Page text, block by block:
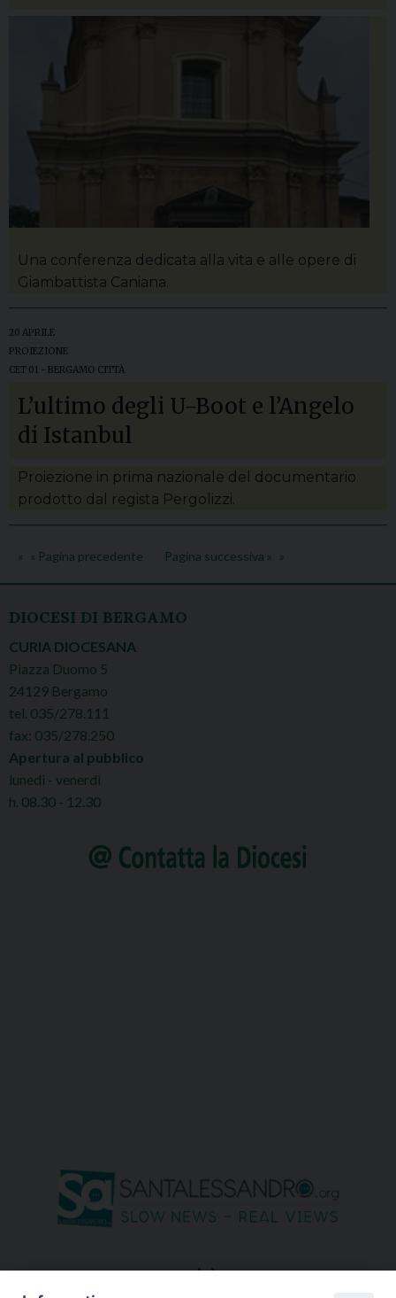
Una conferenza dedicata alla vita e alle opere di
Giambattista Caniana.
20 APRILE
PROIEZIONE
CET 01 - BERGAMO CITTÀ
L’ultimo degli U-Boot e l’Angelo
di Istanbul
Proiezione in prima nazionale del documentario
prodotto dal regista Pergolizzi.
« Pagina precedente Pagina successiva »
DIOCESI DI BERGAMO
CURIA DIOCESANA
Piazza Duomo 5
24129 Bergamo
tel. 035/278.111
fax: 035/278.250
Apertura al pubblico
lunedì - venerdì
h. 08.30 - 12.30
seguici su